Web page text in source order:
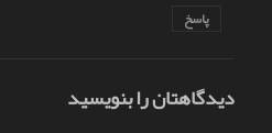
پاسخ
دیدگاهتان را بنویسید